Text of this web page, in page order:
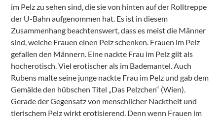
im Pelz zu sehen sind, die sie von hinten auf der Rolltreppe
der U-Bahn aufgenommen hat. Es ist in diesem
Zusammenhang beachtenswert, dass es meist die Männer
sind, welche Frauen einen Pelz schenken. Frauen im Pelz
gefallen den Männern. Eine nackte Frau im Pelz gilt als
hocherotisch. Viel erotischer als im Bademantel. Auch
Rubens malte seine junge nackte Frau im Pelz und gab dem
Gemälde den hübschen Titel „Das Pelzchen“ (Wien).
Gerade der Gegensatz von menschlicher Nacktheit und
tierischem Pelz wirkt erotisierend. Denn wenn Frauen im